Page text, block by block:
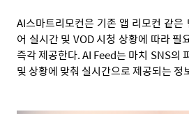
AI스마트리모컨은 기존 앱 리모컨 같은
어 실시간 및 VOD 시청 상황에 따라 필
즉각 제공한다. AI Feed는 마치 SNS의
및 상황에 맞춰 실시간으로 제공되는 정